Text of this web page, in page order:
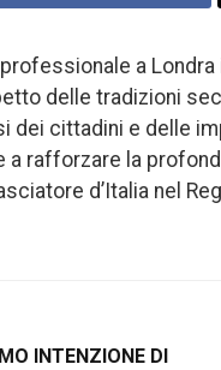
professionale a
delle tradizioni
dei cittadini e delle
a rafforzare la
d’Italia nel
INTENZIONE DI